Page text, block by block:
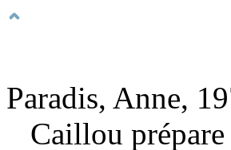
Paradis, Anne,
Caillou prépare